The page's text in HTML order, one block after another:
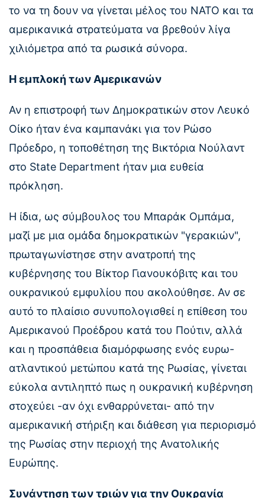
το να τη δουν να γίνεται μέλος του ΝΑΤΟ και τα
αμερικανικά στρατεύματα να βρεθούν λίγα
χιλιόμετρα από τα ρωσικά σύνορα.
Η εμπλοκή των Αμερικανών
Αν η επιστροφή των Δημοκρατικών στον Λευκό
Οίκο ήταν ένα καμπανάκι για τον Ρώσο
Πρόεδρο, η τοποθέτηση της Βικτόρια Νούλαντ
στο State Department ήταν μια ευθεία
πρόκληση.
Η ίδια, ως σύμβουλος του Μπαράκ Ομπάμα,
μαζί με μια ομάδα δημοκρατικών "γερακιών",
πρωταγωνίστησε στην ανατροπή της
κυβέρνησης του Βίκτορ Γιανουκόβιτς και του
ουκρανικού εμφυλίου που ακολούθησε. Αν σε
αυτό το πλαίσιο συνυπολογισθεί η επίθεση του
Αμερικανού Προέδρου κατά του Πούτιν, αλλά
και η προσπάθεια διαμόρφωσης ενός ευρω-
ατλαντικού μετώπου κατά της Ρωσίας, γίνεται
εύκολα αντιληπτό πως η ουκρανική κυβέρνηση
στοχεύει -αν όχι ενθαρρύνεται- από την
αμερικανική στήριξη και διάθεση για περιορισμό
της Ρωσίας στην περιοχή της Ανατολικής
Ευρώπης.
Συνάντηση των τριών για την Ουκρανία